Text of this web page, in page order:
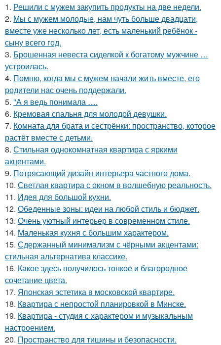
1. Решили с мужем закупить продукты на две недели.
2. Мы с мужем молодые, нам чуть больше двадцати,
вместе уже несколько лет, есть маленький ребёнок -
сыну всего год.
3. Брошенная невеста сиделкой к богатому мужчине …
устроилась.
4. Помню, когда мы с мужем начали жить вместе, его
родители нас очень поддержали.
5. "А я ведь понимала ….
6. Кремовая спальня для молодой девушки.
7. Комната для брата и сестрёнки: пространство, которое
растёт вместе с детьми.
8. Стильная однокомнатная квартира с яркими
акцентами.
9. Потрясающий дизайн интерьера частного дома.
10. Светлая квартира с окном в волшебную реальность.
11. Идея для большой кухни.
12. Обеденные зоны: идеи на любой стиль и бюджет.
13. Очень уютный интерьер в современном стиле.
14. Маленькая кухня с большим характером.
15. Сдержанный минимализм с чёрными акцентами:
стильная альтернатива классике.
16. Какое здесь получилось тонкое и благородное
сочетание цвета.
17. Японская эстетика в московской квартире.
18. Квартира с непростой планировкой в Минске.
19. Квартира - студия с характером и музыкальным
настроением.
20. Пространство для тишины и безопасности.